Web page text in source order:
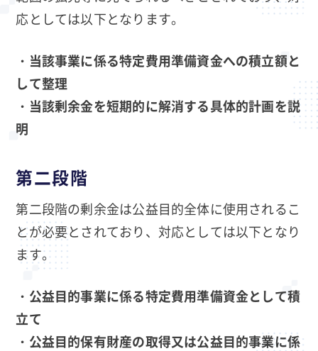
応としては以下となります。
・当該事業に係る特定費用準備資金への積立額と
して整理
・当該剰余金を短期的に解消する具体的計画を説
明
第二段階
第二段階の剰余金は公益目的全体に使用されるこ
とが必要とされており、対応としては以下となり
ます。
・公益目的事業に係る特定費用準備資金として積
立て
・公益目的保有財産の取得又は公益目的事業に係